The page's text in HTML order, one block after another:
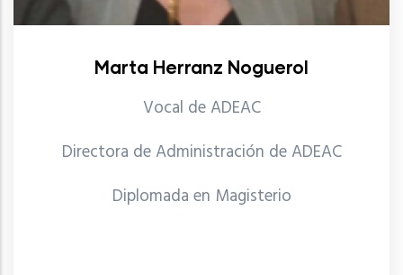
Marta Herranz Noguerol
Vocal de ADEAC
Directora de Administración deADEAC
Diplomada en Magisterio